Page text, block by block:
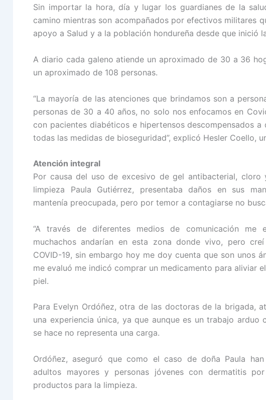
Sin importar la hora, día y lugar los guardianes de la
camino mientras son acompañados por efectivos militares
apoyo a Salud y a la población hondureña desde que inició
A diario cada galeno atiende un aproximado de 30 a 36
un aproximado de 108 personas.
“La mayoría de las atenciones que brindamos son a
personas de 30 a 40 años, no solo nos enfocamos en
con pacientes diabéticos e hipertensos descompensados a
todas las medidas de bioseguridad”, explicó Hesler Coello,
Atención integral
Por causa del uso de excesivo de gel antibacterial,
limpieza Paula Gutiérrez, presentaba daños en sus
mantenía preocupada, pero por temor a contagiarse no
“A través de diferentes medios de comunicación me
muchachos andarían en esta zona donde vivo, pero
COVID-19, sin embargo hoy me doy cuenta que son unos
me evaluó me indicó comprar un medicamento para aliviar
piel.
Para Evelyn Ordóñez, otra de las doctoras de la brigada,
una experiencia única, ya que aunque es un trabajo arduo
se hace no representa una carga.
Ordóñez, aseguró que como el caso de doña Paula
adultos mayores y personas jóvenes con dermatitis
productos para la limpieza.